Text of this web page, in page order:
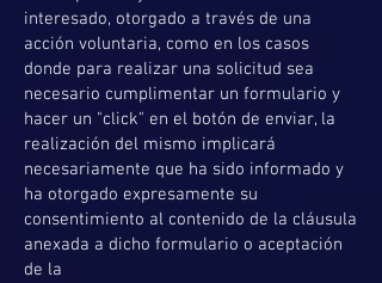
interesado, otorgado a través de una
acción voluntaria, como en los casos
donde para realizar una solicitud sea
necesario cumplimentar un formulario y
hacer un "click" en el botón de enviar, la
realización del mismo implicará
necesariamente que ha sido informado y
ha otorgado expresamente su
consentimiento al contenido de la cláusula
anexada a dicho formulario o aceptación
de la